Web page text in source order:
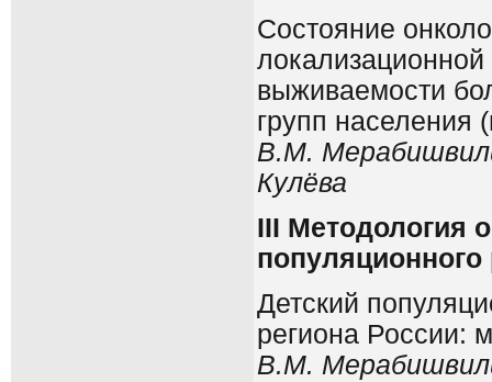
Состояние
локализационной
выживаемости
групп населения
В.М.
Кулёва
III Методология
популяционного
Детский
региона России:
В.М.